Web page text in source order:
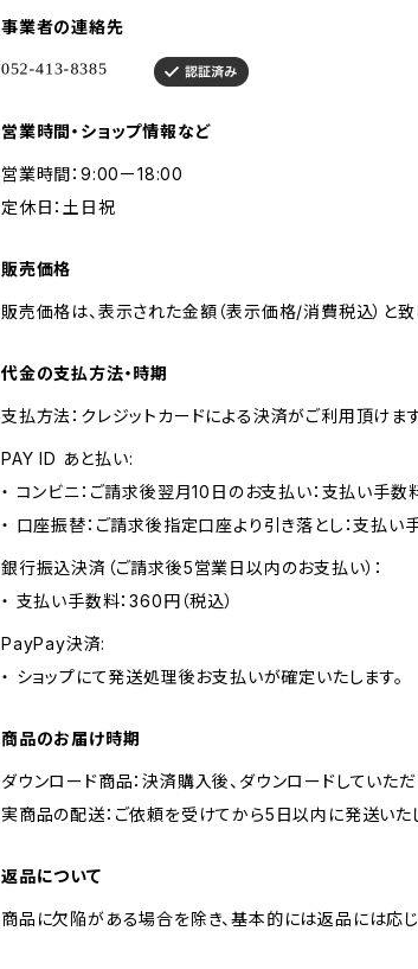
事業者の連絡先
営業時間・ショップ情報など
営業時間：9:00ー18:00
定休日：土日祝
販売価格
販売価格は、表示された金額（表示価格/消費税込）と致
代金の支払方法・時期
支払方法：クレジットカードによる決済がご利用頂けま
PAY ID あと払い:
・ コンビニ：ご請求後翌月10日のお支払い：支払い手数
・ 口座振替：ご請求後指定口座より引き落とし：支払い
銀行振込決済（ご請求後5営業日以内のお支払い）：
・ 支払い手数料：360円（税込）
PayPay決済:
・ ショップにて発送処理後お支払いが確定いたします。
商品のお届け時期
ダウンロード商品：決済購入後、ダウンロードしていただ
実商品の配送：ご依頼を受けてから5日以内に発送いた
返品について
商品に欠陥がある場合を除き、基本的には返品には応じ